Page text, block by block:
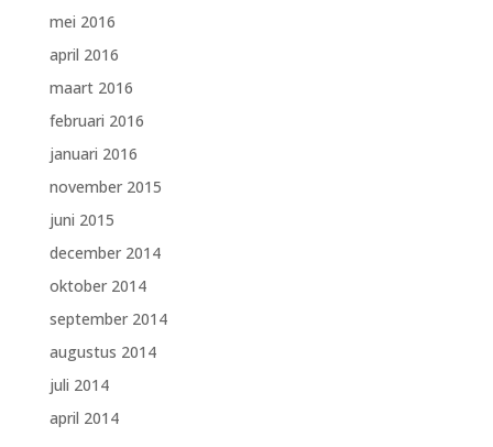
mei 2016
april 2016
maart 2016
februari 2016
januari 2016
november 2015
juni 2015
december 2014
oktober 2014
september 2014
augustus 2014
juli 2014
april 2014